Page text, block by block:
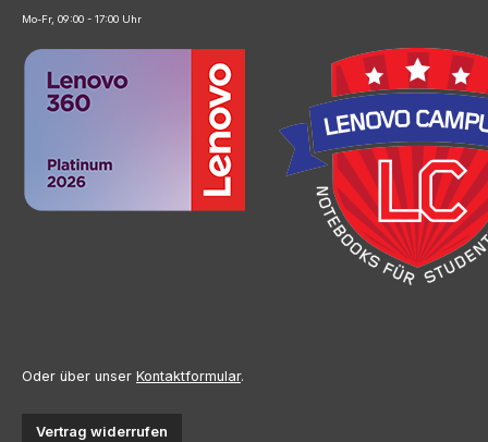
Mo-Fr, 09:00 - 17:00 Uhr
Oder über unser Kontaktformular.
Vertrag widerrufen